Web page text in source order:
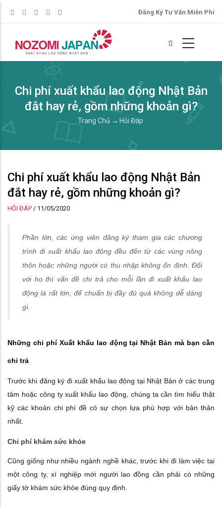
Đăng Ký Tư Vấn Miễn Phí
Chi phí xuất khẩu lao động Nhật Bản
đắt hay rẻ, gồm những khoản gì?
Trang Chủ → Hỏi Đáp
Chi phí xuất khẩu lao động Nhật Bản
đắt hay rẻ, gồm những khoản gì?
HỎI ĐÁP / 11/05/2020
Phần lớn, các ứng viên đăng ký tham gia các chương
trình đi xuất khẩu lao động đều đến từ các vùng nông
thôn hoặc những người có thu nhập không ổn định. Đối
với họ thì vấn đề chi trả cho mỗi lần đi xuất khẩu lao
động là rất lớn, để chuẩn bị đầy đủ quả không dễ dàng
gì.
Những chi phí Xuất khẩu lao động tại Nhật Bản mà bạn cần
chi trả
Trước khi đăng ký đi xuất khẩu lao động tại Nhật Bản ở các trung
tâm hoặc công ty xuất khẩu lao động, chúng ta cần tìm hiểu thật
kỹ các khoản chi phí đề có sự chọn lựa phù hợp với bản thân
nhất.
Chi phí khám sức khỏe
Cũng giống như nhiều ngành nghề khác, trước khi đi làm việc tại
một công ty, xí nghiệp mới người lao đồng cần phải có những
giấy tờ khám sức khỏe đúng quy định.